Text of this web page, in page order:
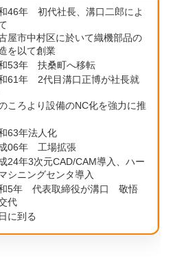
46年 初代社長、溝口二郎によ
屋市中村区に於いて織機部品の
を以て創業
53年 扶桑町へ移転
61年 2代目溝口正博が社長就
ころより設備のNC化を強力に推
63年法人化
06年 工場拡張
24年3次元CAD/CAM導入、ハー
シニングセンタ導入
5年 代表取締役が溝口 敬悟
代
に到る